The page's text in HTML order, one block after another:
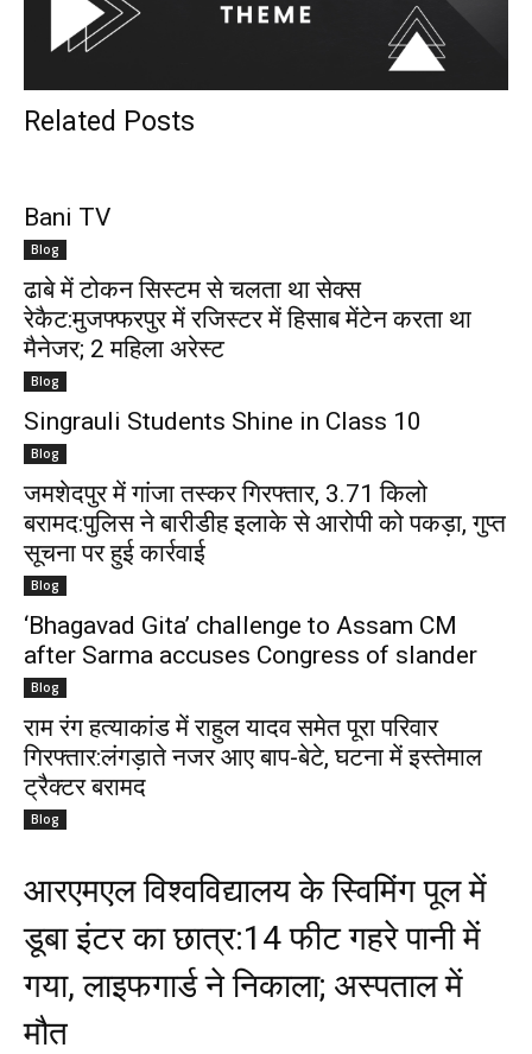
Related Posts
Bani TV
Blog
ढाबे में टोकन सिस्टम से चलता था सेक्स
रेकैट:मुजफ्फरपुर में रजिस्टर में हिसाब मेंटेन करता था
मैनेजर; 2 महिला अरेस्ट
Blog
Singrauli Students Shine in Class 10
Blog
जमशेदपुर में गांजा तस्कर गिरफ्तार, 3.71 किलो
बरामद:पुलिस ने बारीडीह इलाके से आरोपी को पकड़ा, गुप्त
सूचना पर हुई कार्रवाई
Blog
‘Bhagavad Gita’ challenge to Assam CM
after Sarma accuses Congress of slander
Blog
राम रंग हत्याकांड में राहुल यादव समेत पूरा परिवार
गिरफ्तार:लंगड़ाते नजर आए बाप-बेटे, घटना में इस्तेमाल
ट्रैक्टर बरामद
Blog
आरएमएल विश्वविद्यालय के स्विमिंग पूल में
डूबा इंटर का छात्र:14 फीट गहरे पानी में
गया, लाइफगार्ड ने निकाला; अस्पताल में
मौत